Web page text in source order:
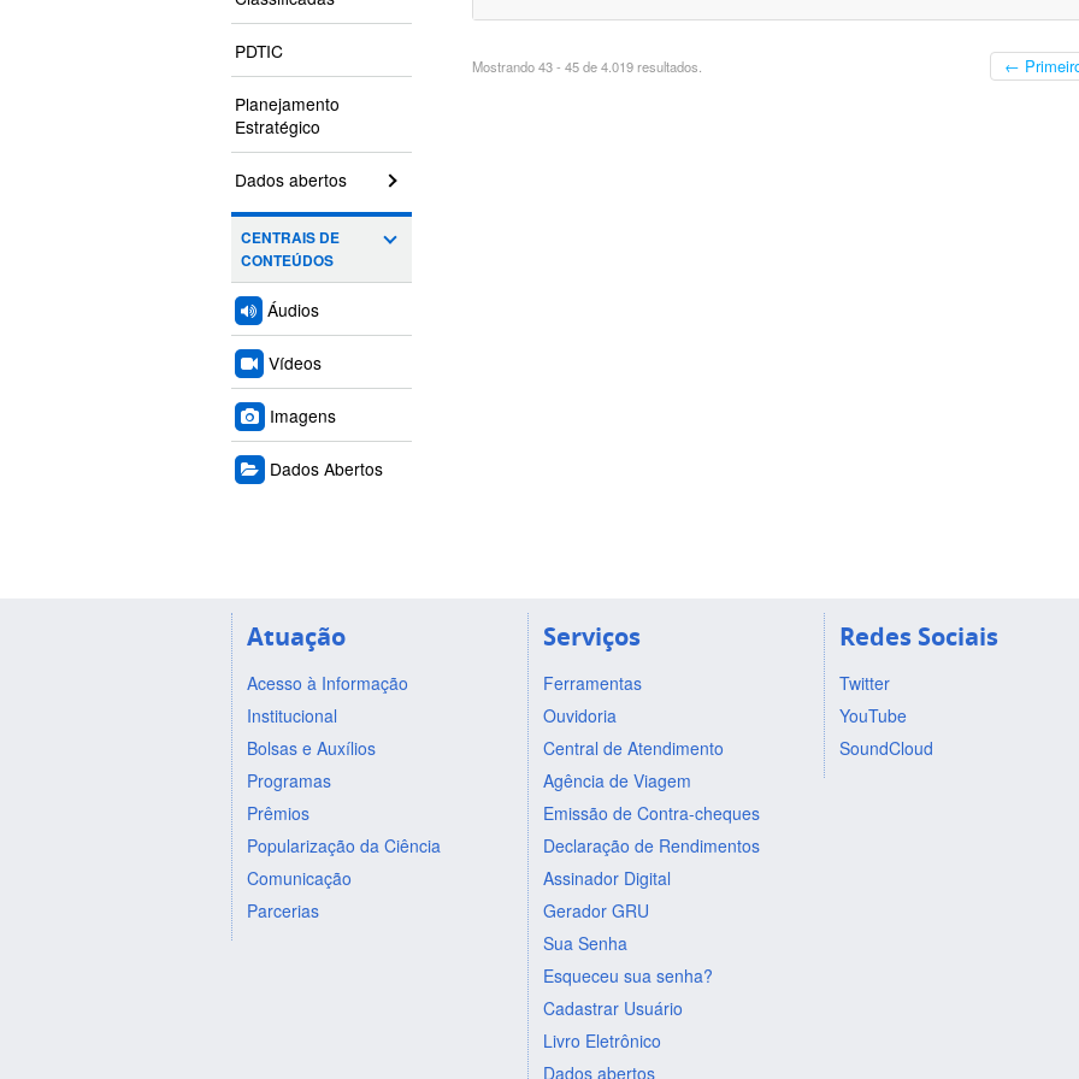
PDTIC
Planejamento
Estratégico
Dados abertos
CENTRAIS DE
CONTEÚDOS
Áudios
Vídeos
Imagens
Dados Abertos
Mostrando 43 - 45 de 4.019 resultados. ←
Atuação
Acesso à Informação
Institucional
Bolsas e Auxílios
Programas
Prêmios
Popularização da Ciência
Comunicação
Parcerias
Serviços
Ferramentas
Ouvidoria
Central de Atendimento
Agência de Viagem
Emissão de Contra-cheques
Declaração de Rendimentos
Assinador Digital
Gerador GRU
Sua Senha
Esqueceu sua senha?
Cadastrar Usuário
Livro Eletrônico
Dados abertos
Redes Sociais
Twitter
YouTube
SoundCloud